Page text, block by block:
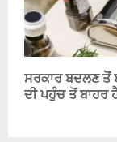
ਸਰਕਾਰ ਬਦਲਣ ਤੋਂ
ਦੀ ਪਹੁੰਚ ਤੋਂ ਬਾਹਰ